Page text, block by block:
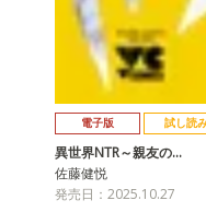
電子版 試し読
異世界NTR～親友の…
佐藤健悦
発売日：2025.10.27